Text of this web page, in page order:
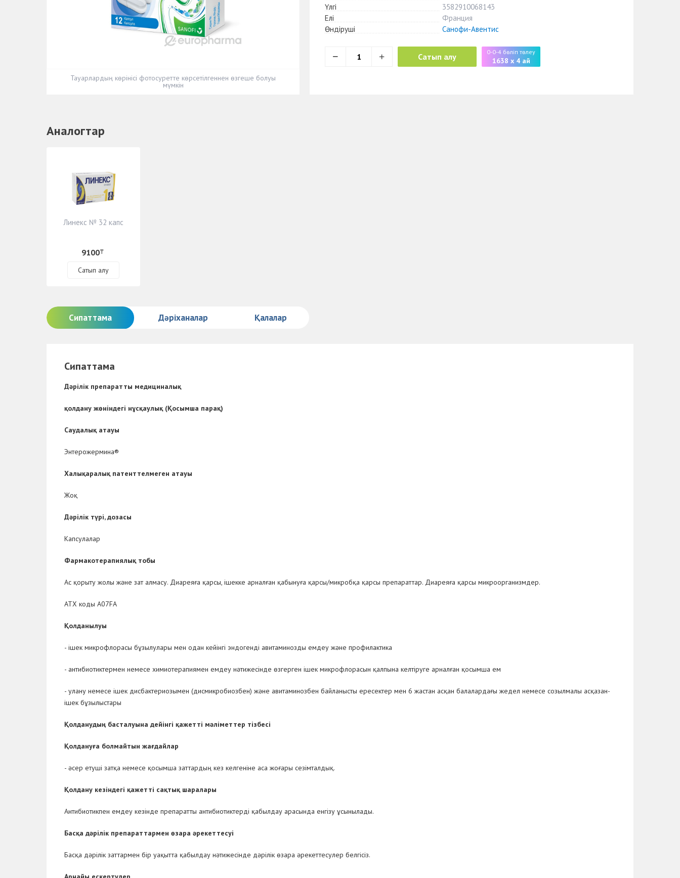
Тауарлардың көрінісі фотосуретте көрсетілгеннен өзгеше болуы
мүмкін
Үлгі
3582910068143
Елі
Франция
Өндіруші
Санофи-Авентис
Сатып алу 0-0-4 бөліп төлеу
1638 x 4 ай
Аналогтар
Линекс № 32 капс
9100₸
Сатып алу
Сипаттама Дәріханалар Қалалар
Сипаттама
Дәрілік препаратты медициналық
қолдану жөніндегі нұсқаулық (Қосымша парақ)
Саудалық атауы
Энтерожермина®
Халықаралық патенттелмеген атауы
Жоқ
Дәрілік түрі, дозасы
Капсулалар
Фармакотерапиялық тобы
Ас қорыту жолы және зат алмасу. Диареяға қарсы, ішекке арналған қабынуға қарсы/микробқа қарсы препараттар. Диареяға қарсы микроорганизмдер.
АТХ коды А07FА
Қолданылуы
- ішек микрофлорасы бұзылулары мен одан кейінгі эндогенді авитаминозды емдеу және профилактика
- антибиотиктермен немесе химиотерапиямен емдеу нәтижесінде өзгерген ішек микрофлорасын қалпына келтіруге арналған қосымша ем
- улану немесе ішек дисбактериозымен (дисмикробиозбен) және авитаминозбен байланысты ересектер мен 6 жастан асқан балалардағы жедел немесе созылмалы асқазан-
ішек бұзылыстары
Қолданудың басталуына дейінгі қажетті мәліметтер тізбесі
Қолдануға болмайтын жағдайлар
- әсер етуші затқа немесе қосымша заттардың кез келгеніне аса жоғары сезімталдық.
Қолдану кезіндегі қажетті сақтық шаралары
Антибиотикпен емдеу кезінде препаратты антибиотиктерді қабылдау арасында енгізу ұсынылады.
Басқа дәрілік препараттармен өзара әрекеттесуі
Басқа дәрілік заттармен бір уақытта қабылдау нәтижесінде дәрілік өзара әрекеттесулер белгісіз.